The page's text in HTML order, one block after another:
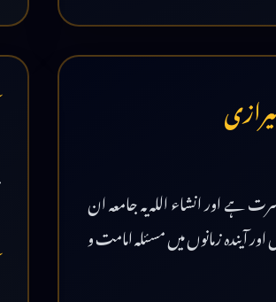
ہے اور انشاء اللہ یہ جامعہ ان
آیندہ زمانوں میں مسئلہ امامت و